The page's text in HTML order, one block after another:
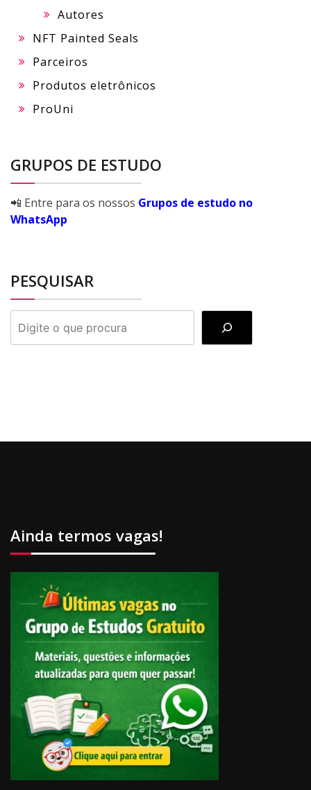
Autores
NFT Painted Seals
Parceiros
Produtos eletrônicos
ProUni
GRUPOS DE ESTUDO
📲 Entre para os nossos Grupos de estudo no
WhatsApp
PESQUISAR
PESQUISAR
Ainda termos vagas!